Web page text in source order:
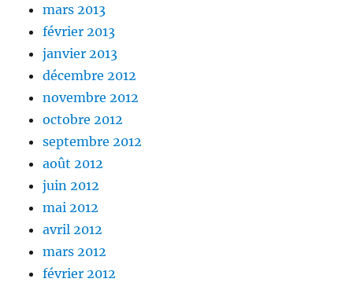
mars 2013
février 2013
janvier 2013
décembre 2012
novembre 2012
octobre 2012
septembre 2012
août 2012
juin 2012
mai 2012
avril 2012
mars 2012
février 2012